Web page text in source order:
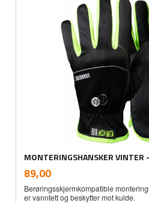
MONTERINGSHANSKER VINTER
Pris
89,00mva.
Berøringsskjermkompatible
er vanntett og beskytter mot kulde.